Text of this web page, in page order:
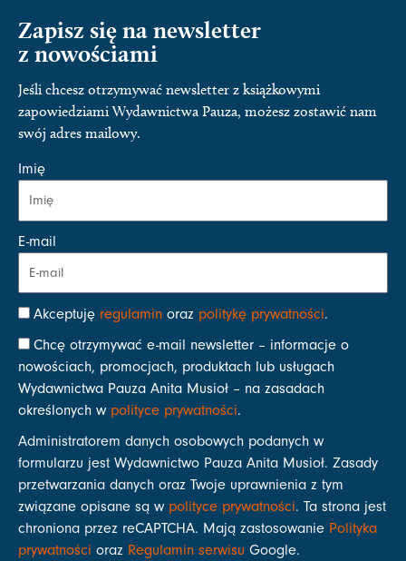
Zapisz się na newsletter
z nowościami
Jeśli chcesz otrzymywać newsletter z książkowymi
zapowiedziami Wydawnictwa Pauza, możesz zostawić nam
swój adres mailowy.
Imię
E-mail
Akceptuję regulamin oraz politykę prywatności.
Chcę otrzymywać e-mail newsletter – informacje o
nowościach, promocjach, produktach lub usługach
Wydawnictwa Pauza Anita Musioł – na zasadach
określonych w polityce prywatności.
Administratorem danych osobowych podanych w
formularzu jest Wydawnictwo Pauza Anita Musioł. Zasady
przetwarzania danych oraz Twoje uprawnienia z tym
związane opisane są w polityce prywatności. Ta strona jest
chroniona przez reCAPTCHA. Mają zastosowanie Polityka
prywatności oraz Regulamin serwisu Google.